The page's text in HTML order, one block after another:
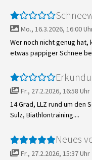
Mo., 16.3.2026, 16:00
Wer noch nicht genug hat,
etwas pappiger Schnee
Fr., 27.2.2026, 16:58 Uhr
14 Grad, LLZ rund um
Sulz, Biathlontraining....
Neues
Fr., 27.2.2026, 15:37 Uhr